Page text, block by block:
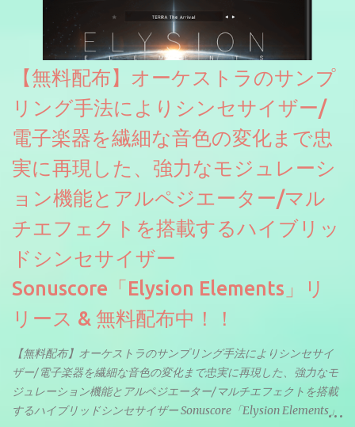
【無料配布】オーケストラのサンプ
リング手法によりシンセサイザー/
電子楽器を繊細な音色の変化まで忠
実に再現した、強力なモジュレーシ
ョン機能とアルペジエーター/マル
チエフェクトを搭載するハイブリッ
ドシンセサイザー
Sonuscore「Elysion Elements」リ
リース & 無料配布中！！
【無料配布】オーケストラのサンプリング手法によりシンセサイ
ザー/電子楽器を繊細な音色の変化まで忠実に再現した、強力なモ
ジュレーション機能とアルペジエーター/マルチエフェクトを搭載
するハイブリッドシンセサイザー Sonuscore「Elysion Elements」